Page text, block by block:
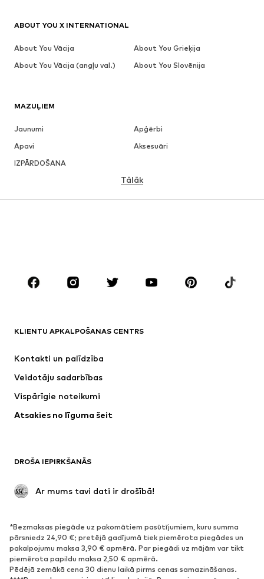
MAZUĻIEM
Jaunumi
Apģērbi
Apavi
Aksesuāri
IZPĀRDOŠANA
ZĪMOLI
NAME IT
Nike Sportswear
NIKE
Tālāk
KLIENTU APKALPOŠANAS CENTRS
Kontakti un palīdzība
Veidotāju sadarbības
Vispārīgie noteikumi
Atsakies no līguma šeit
DROŠA IEPIRKŠANĀS
Ar mums tavi dati ir drošībā!
*Bezmaksas piegāde uz pakomātiem pasūtījumiem, kuru summa
pārsniedz 24,90 €; pretējā gadījumā tiek piemērota piegādes un
pakalpojumu maksa 3,90 € apmērā. Par piegādi uz mājām var tikt
piemērota papildu maksa 2,50 € apmērā.
Pēdējā zemākā cena 30 dienu laikā pirms cenas samazināšanas.
ABOUT YOU X INTERNATIONAL
About You Vācija
About You Grieķija
About You Vācija (angļu val.)
About You Slovēnija